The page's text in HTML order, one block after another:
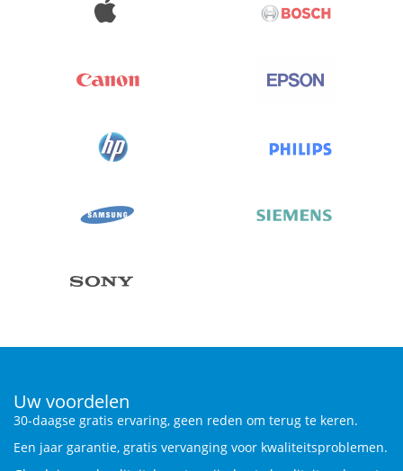
Uw voordelen
30-daagse gratis ervaring, geen reden om terug te keren.
Een jaar garantie, gratis vervanging voor kwaliteitsproblemen.